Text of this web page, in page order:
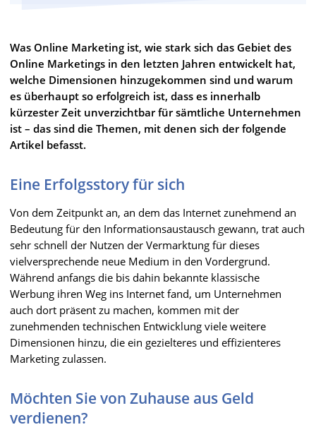
Was Online Marketing ist, wie stark sich das Gebiet des
Online Marketings in den letzten Jahren entwickelt hat,
welche Dimensionen hinzugekommen sind und warum
es überhaupt so erfolgreich ist, dass es innerhalb
kürzester Zeit unverzichtbar für sämtliche Unternehmen
ist – das sind die Themen, mit denen sich der folgende
Artikel befasst.
Eine Erfolgsstory für sich
Von dem Zeitpunkt an, an dem das Internet zunehmend an
Bedeutung für den Informationsaustausch gewann, trat auch
sehr schnell der Nutzen der Vermarktung für dieses
vielversprechende neue Medium in den Vordergrund.
Während anfangs die bis dahin bekannte klassische
Werbung ihren Weg ins Internet fand, um Unternehmen
auch dort präsent zu machen, kommen mit der
zunehmenden technischen Entwicklung viele weitere
Dimensionen hinzu, die ein gezielteres und effizienteres
Marketing zulassen.
Möchten Sie von Zuhause aus Geld
verdienen?